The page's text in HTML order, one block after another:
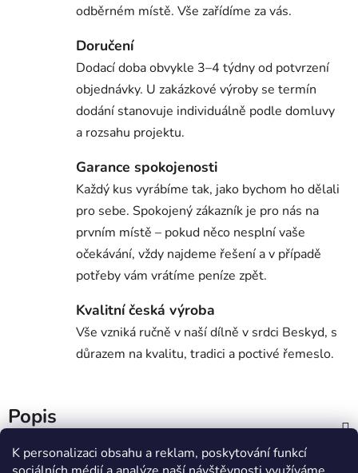
K personalizaci obsahu a reklam, poskytování funkcí
odběrném místě. Vše zařídíme za vás.
Doručení
Dodací doba obvykle 3–4 týdny od potvrzení
objednávky. U zakázkové výroby se termín
dodání stanovuje individuálně podle domluvy
a rozsahu projektu.
Garance spokojenosti
Každý kus vyrábíme tak, jako bychom ho dělali
pro sebe. Spokojený zákazník je pro nás na
prvním místě – pokud něco nesplní vaše
očekávání, vždy najdeme řešení a v případě
potřeby vám vrátíme peníze zpět.
Kvalitní česká výroba
Vše vzniká ručně v naší dílně v srdci Beskyd, s
důrazem na kvalitu, tradici a poctivé řemeslo.
Popis
Parametry